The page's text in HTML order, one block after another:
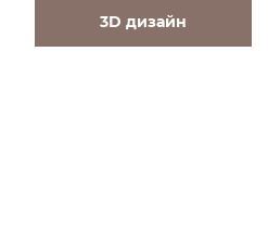
3D дизайн